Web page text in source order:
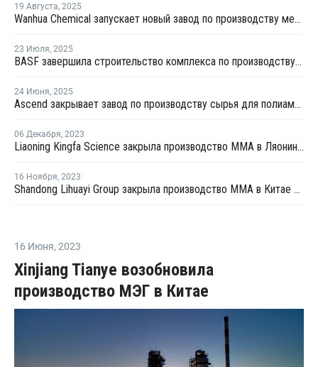
19 Августа, 2025
Wanhua Chemical запускает новый завод по производству метилметакрилата стирола оптического класса в Китае
23 Июля, 2025
BASF завершила строительство комплекса по производству акриловых продуктов в Китае
24 Июня, 2025
Ascend закрывает завод по производству сырья для полиамида в Китае
06 Декабря, 2023
Liaoning Kingfa Science закрыла производство ММА в Ляонине на ремонт
16 Ноября, 2023
Shandong Lihuayi Group закрыла производство ММА в Китае на ремонт
16 Июня, 2023
Xinjiang Tianye возобновила
производство МЭГ в Китае